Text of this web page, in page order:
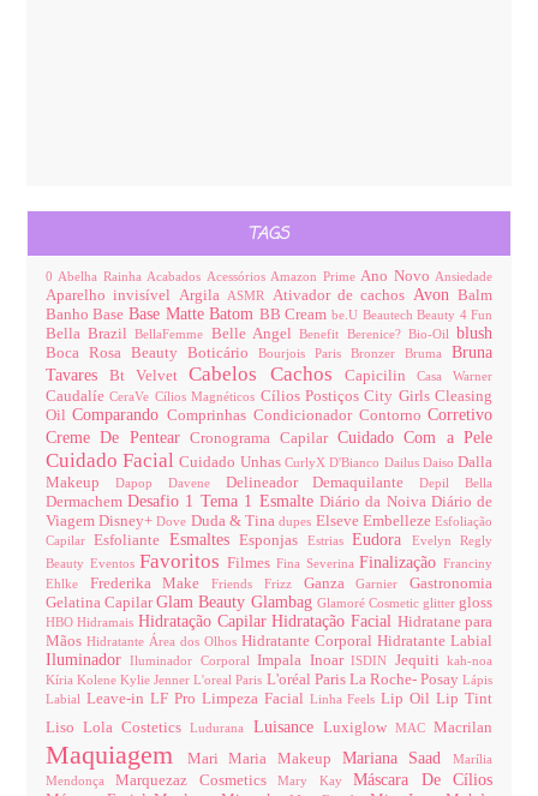
TAGS
0 Abelha Rainha Acabados Acessórios Amazon Prime Ano Novo Ansiedade
Aparelho invisível Argila ASMR Ativador de cachos AvonBalm
BanhoBase Base MatteBatom BB Cream be.U BeautechBeauty 4 Fun
Bella BrazilBellaFemme Belle AngelBenefit Berenice? Bio-Oil blush
Boca Rosa Beauty BoticárioBourjois ParisBronzerBruma Bruna
Tavares Bt VelvetCabelos Cachos CapicilinCasa Warner
CaudalíeCeraVe Cílios Magnéticos Cílios PostiçosCity GirlsCleasing
OilComparandoComprinhas Condicionador ContornoCorretivo
Creme De PentearCronograma Capilar Cuidado Com a Pele
Cuidado FacialCuidado UnhasCurlyXD'Bianco Dailus DaisoDalla
Makeup
Dapop Davene DelineadorDemaquilanteDepil Bella
DermachemDesafio 1 Tema 1 Esmalte Diário da Noiva Diário de
ViagemDisney+Dove Duda & Tinadupes ElseveEmbellezeEsfoliação
CapilarEsfoliante EsmaltesEsponjas Estrias Eudora
Evelyn Regly
Beauty Eventos FavoritosFilmes Fina Severina FinalizaçãoFranciny
Ehlke Frederika MakeFriends Frizz GanzaGarnierGastronomia
Gelatina CapilarGlam Beauty Glambag Glamoré Cosmeticglitter gloss
HBOHidramais Hidratação CapilarHidratação Facial Hidratane para
Mãos Hidratante Área dos OlhosHidratante CorporalHidratante Labial
IluminadorIluminador CorporalImpala InoarISDIN Jequitikah-noa
Kíria KoleneKylie JennerL'oreal Paris L'oréal Paris La Roche- PosayLápis
Labial Leave-in LF Pro Limpeza Facial Linha FeelsLip OilLip Tint
Liso Lola CosteticsLudurana Luisance LuxiglowMACMacrilan
Maquiagem Mari Maria Makeup Mariana SaadMarília
MendonçaMarquezaz CosmeticsMary Kay Máscara De Cílios